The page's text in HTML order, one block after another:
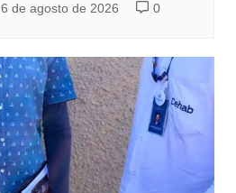
6 de agosto de 2026 0